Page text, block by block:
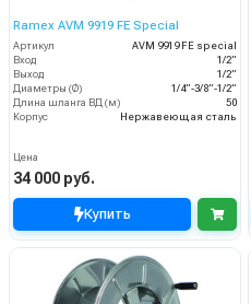
Ramex AVM 9919 FE Special
Артикул
AVM 9919 FE special
Вход
1/2”
Выход
1/2”
Диаметры (Ø)
1/4”-3/8”-1/2”
Длина шланга ВД (м)
50
Корпус
Нержавеющая сталь
Цена
34 000 руб.
Купить